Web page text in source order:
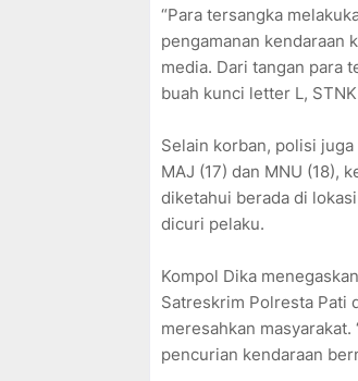
“Para tersangka
pengamanan kendaraan
media. Dari tangan para
buah kunci letter L,
Selain korban, polisi
MAJ (17) dan MNU (18),
diketahui berada di
dicuri pelaku.
Kompol Dika
Satreskrim Polresta Pati
meresahkan
pencurian kendaraan